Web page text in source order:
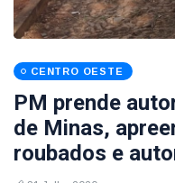
CENTRO OESTE
PM prende
de Minas,
roubados e